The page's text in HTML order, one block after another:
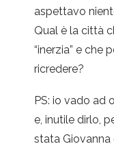
aspettavo
Qual è la città
“inerzia” e
ricredere?
PS: io vado ad
e, inutile dirlo,
stata Giovanna